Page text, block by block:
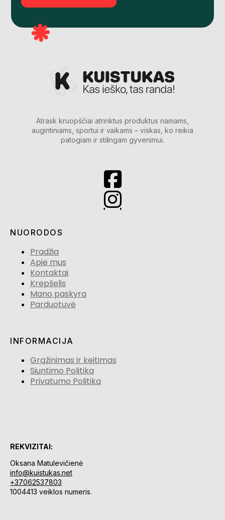
Atrask kruopščiai atrinktus produktus namams,
augintiniams, sportui ir vaikams – viskas, ko reikia
patogiam ir stilingam gyvenimui.
NUORODOS
Pradžia
Apie mus
Kontaktai
Krepšelis
Mano paskyra
Parduotuvė
INFORMACIJA
Grąžinimas ir keitimas
Siuntimo Politika
Privatumo Politika
REKVIZITAI:
Oksana Matulevičienė
info@kuistukas.net
+37062537803
1004413 veiklos numeris.